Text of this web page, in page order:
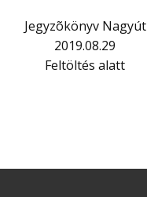
Jegyzõkönyv Nagyút
2019.08.29
Feltöltés alatt